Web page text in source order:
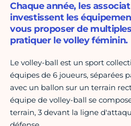
Chaque année, les
investissent les
vous proposer de
pratiquer le volley féminin.
Le volley-ball est un sport
équipes de 6 joueurs, séparées
avec un ballon sur un terrain
équipe de volley-ball se
terrain, 3 devant la ligne